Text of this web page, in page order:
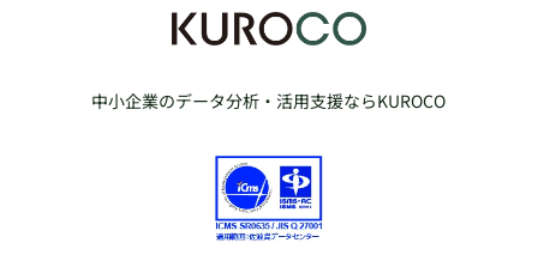
中小企業のデータ分析・活用支援ならKUROCO